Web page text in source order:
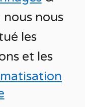
nous nous
les
et les